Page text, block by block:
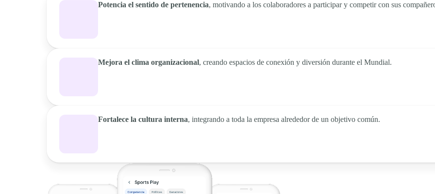
Potencia el sentido de pertenencia, motivando a los colaboradores a participar y competir con sus
Mejora el clima organizacional, creando espacios de conexión y diversión durante el Mundial.
Fortalece la cultura interna, integrando a toda la empresa alrededor de un objetivo común.